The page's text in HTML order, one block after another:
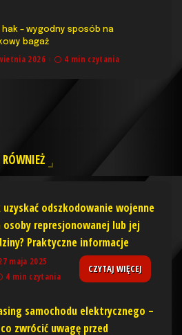
hak – wygodny sposób na
bagaż
2026 4 min czytania
uzyskać odszkodowanie wojenne
osoby represjonowanej lub jej
Praktyczne informacje
maja 2025
4 min czytania
CZYTAJ WIĘCEJ
samochodu elektrycznego –
zwrócić uwagę przed